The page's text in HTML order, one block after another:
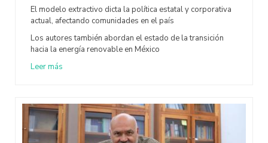
El modelo extractivo dicta la política estatal y corporativa
actual, afectando comunidades en el país
Los autores también abordan el estado de la transición
hacia la energía renovable en México
Leer más